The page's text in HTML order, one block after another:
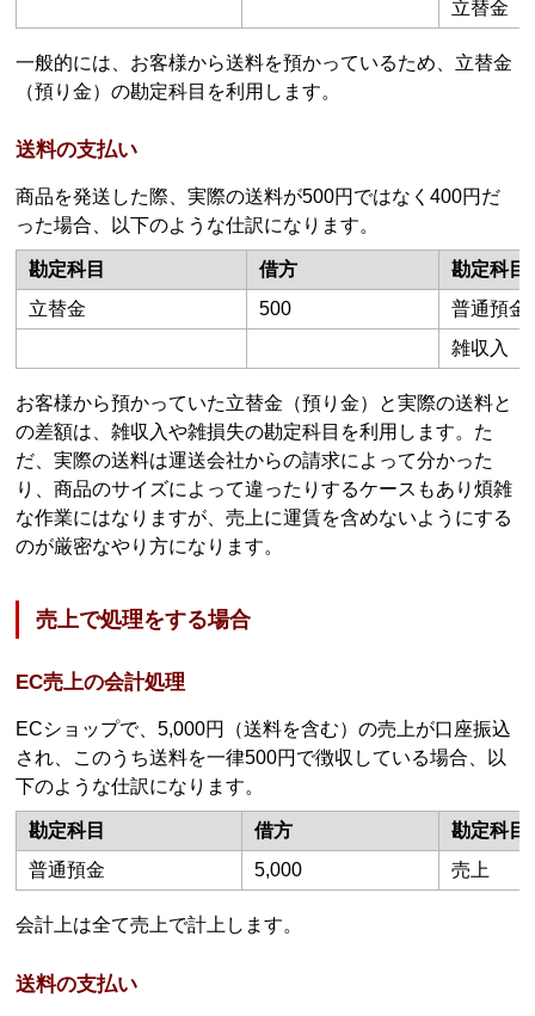
立替金
一般的には、お客様から送料を預かっているため、立替金
（預り金）の勘定科目を利用します。
送料の支払い
商品を発送した際、実際の送料が500円ではなく400円だ
った場合、以下のような仕訳になります。
勘定科目 借方
勘定科目
立替金
500
普通預金
雑収入
お客様から預かっていた立替金（預り金）と実際の送料と
の差額は、雑収入や雑損失の勘定科目を利用します。た
だ、実際の送料は運送会社からの請求によって分かった
り、商品のサイズによって違ったりするケースもあり煩雑
な作業にはなりますが、売上に運賃を含めないようにする
のが厳密なやり方になります。
売上で処理をする場合
EC売上の会計処理
ECショップで、5,000円（送料を含む）の売上が口座振込
され、このうち送料を一律500円で徴収している場合、以
下のような仕訳になります。
勘定科目 借方
勘定科目
普通預金
5,000 売上
会計上は全て売上で計上します。
送料の支払い